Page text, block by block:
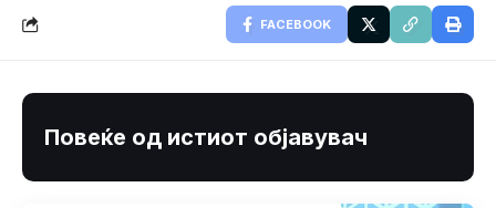
FACEBOOK
Повеќе од истиот објавувач